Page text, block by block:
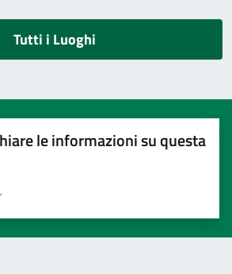
Tutti i Luoghi
le informazioni su questa
5 stelle su 5
stelle su 5
su 5
5